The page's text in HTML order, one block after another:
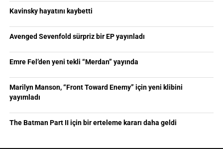
Kavinsky hayatını kaybetti
Avenged Sevenfold sürpriz bir EP yayınladı
Emre Fel’den yeni tekli “Merdan” yayında
Marilyn Manson, “Front Toward Enemy” için yeni klibini
yayımladı
The Batman Part II için bir erteleme kararı daha geldi